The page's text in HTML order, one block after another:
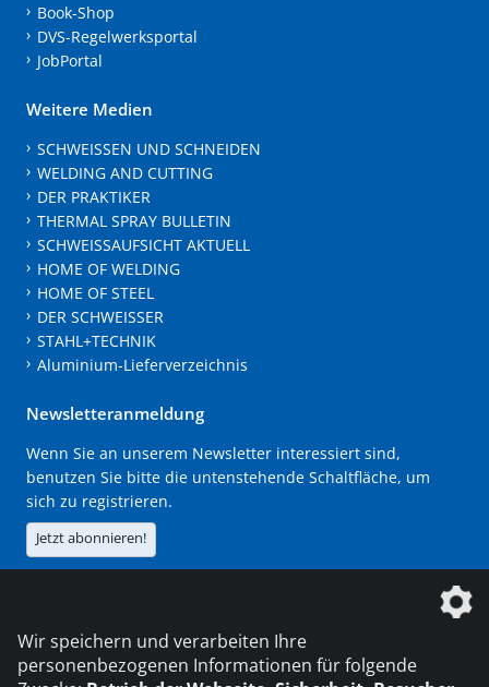
Book-Shop
DVS-Regelwerksportal
JobPortal
Weitere Medien
SCHWEISSEN UND SCHNEIDEN
WELDING AND CUTTING
DER PRAKTIKER
THERMAL SPRAY BULLETIN
SCHWEISSAUFSICHT AKTUELL
HOME OF WELDING
HOME OF STEEL
DER SCHWEISSER
STAHL+TECHNIK
Aluminium-Lieferverzeichnis
Newsletteranmeldung
Wenn Sie an unserem Newsletter interessiert sind,
benutzen Sie bitte die untenstehende Schaltfläche, um
sich zu registrieren.
Jetzt abonnieren!
Wir speichern und verarbeiten Ihre
personenbezogenen Informationen für folgende